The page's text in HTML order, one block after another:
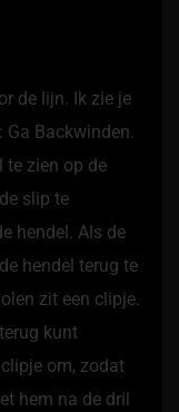
de lijn. Ik zie je
Ga Backwinden.
te zien op de
slip te
hendel. Als de
hendel terug te
zit een clipje.
kunt
om, zodat
hem na de dril